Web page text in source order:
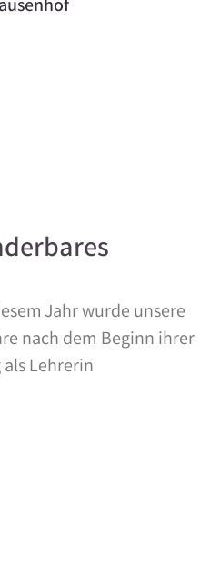
Jahr wurde unsere
nach dem Beginn ihrer
Lehrerin